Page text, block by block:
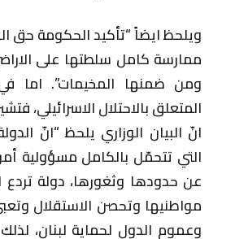
ويلحظ ايضاً “تأكيد الحكومة حق
ممارسة كامل سلطتها على
ومن ضمنها المخيمات”. اما
المتعلق بالاحتلال الاسرائيلي،
انّ البيان الوزاري يلحظ “انّ
التي تتحمّل بالكامل مسؤولية أمن
عن حدودها وثغورها، دولة
مواطنيها وتحصن الاستقلال
وعموم الدول لحماية لبنان،